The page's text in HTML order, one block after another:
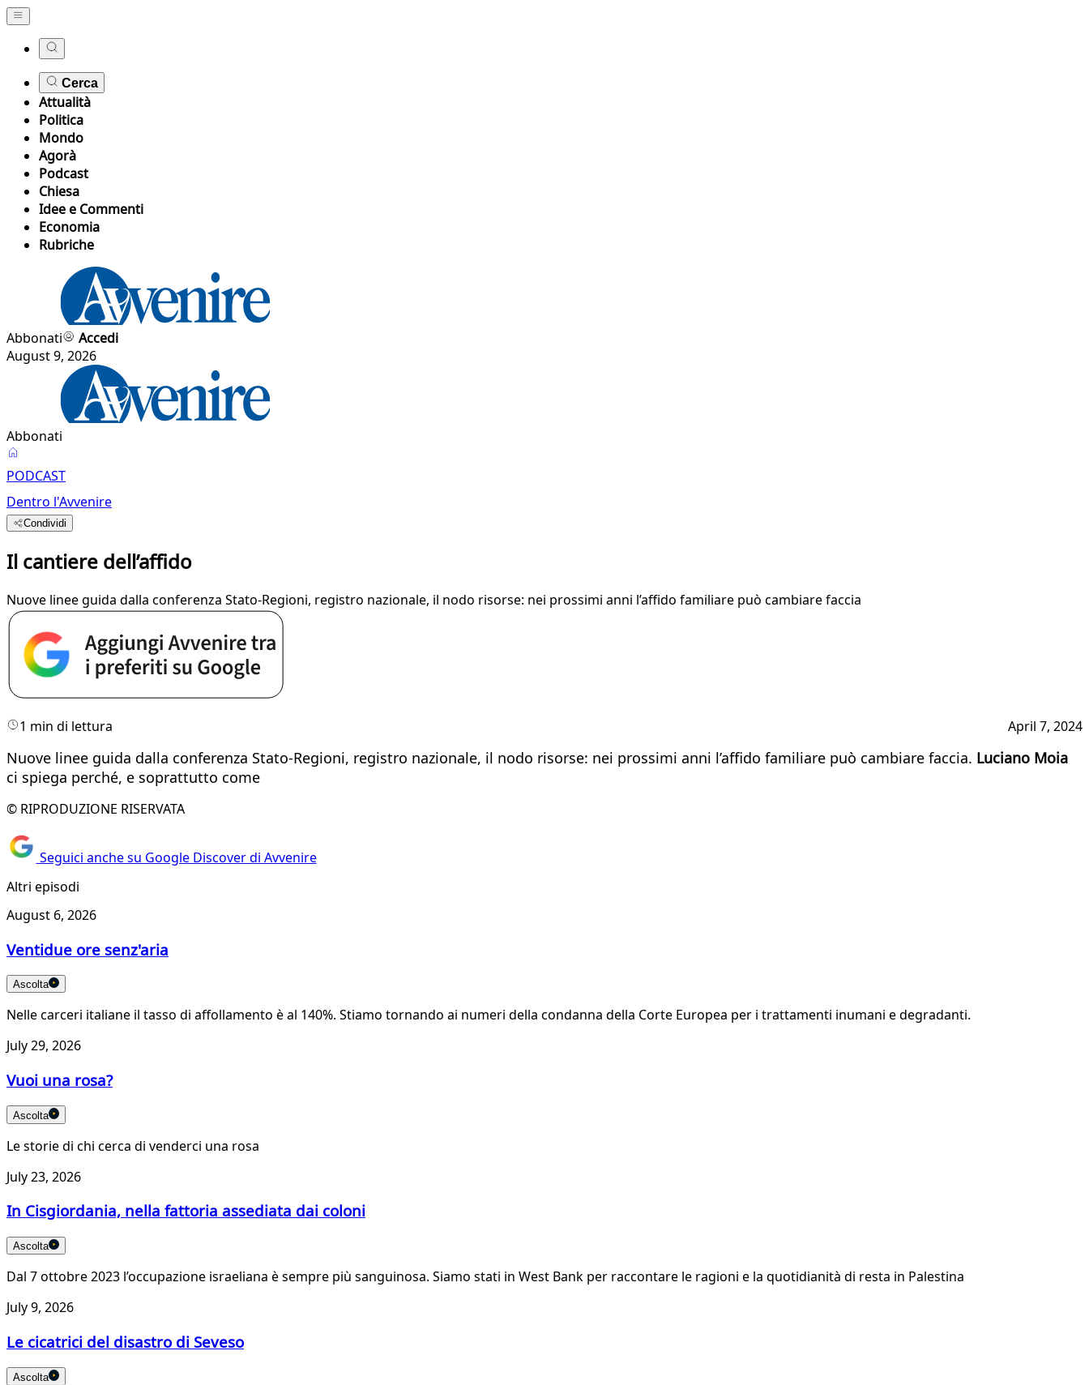
Cerca
Attualità
Politica
Mondo
Agorà
Podcast
Chiesa
Idee e Commenti
Economia
Rubriche
Abbonati
Accedi
August 9, 2026
Abbonati
PODCAST
Dentro l'Avvenire
Condividi
Il cantiere dell’affido
Nuove linee guida dalla conferenza Stato-Regioni, registro nazionale, il nodo risorse: nei prossimi anni l’affido familiare può cambiare faccia
1 min di lettura April 7, 2024
Nuove linee guida dalla conferenza Stato-Regioni, registro nazionale, il nodo risorse: nei prossimi anni l’affido familiare può cambiare faccia. Luciano Moia
ci spiega perché, e soprattutto come
© RIPRODUZIONE RISERVATA
Seguici anche su Google Discover di Avvenire
Altri episodi
August 6, 2026
Ventidue ore senz'aria
Ascolta
Nelle carceri italiane il tasso di affollamento è al 140%. Stiamo tornando ai numeri della condanna della Corte Europea per i trattamenti inumani e degradanti.
July 29, 2026
Vuoi una rosa?
Ascolta
Le storie di chi cerca di venderci una rosa
July 23, 2026
In Cisgiordania, nella fattoria assediata dai coloni
Ascolta
Dal 7 ottobre 2023 l’occupazione israeliana è sempre più sanguinosa. Siamo stati in West Bank per raccontare le ragioni e la quotidianità di resta in Palestina
July 9, 2026
Le cicatrici del disastro di Seveso
Ascolta